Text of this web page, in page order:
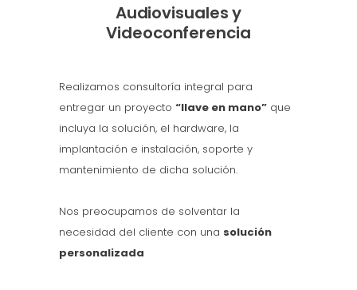
Audiovisuales y
Videoconferencia
Realizamos consultoría integral para
entregar un proyecto “llave en mano” que
incluya la solución, el hardware, la
implantación e instalación, soporte y
mantenimiento de dicha solución.
Nos preocupamos de solventar la
necesidad del cliente con una solución
personalizada